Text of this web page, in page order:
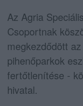
Az Agria
Csoportnak
megkezdődött
pihenőparkok
fertőtlenítése -
hivatal.